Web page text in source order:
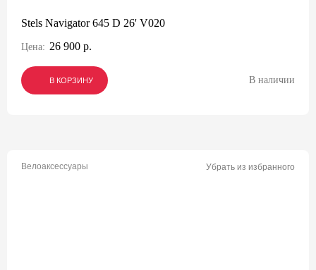
Stels Navigator 645 D 26' V020
Цена: 26 900 р.
В КОРЗИНУ
В КОРЗИНУ
В КОРЗИНУ В наличии
Велоаксессуары Убрать из избранного